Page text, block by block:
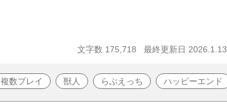
文字数 175,718 最終更新日 2026.1.13
複数プレイ 獣人 らぶえっち ハッピーエンド